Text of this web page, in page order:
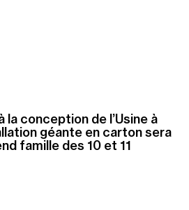
conception de l’Usine à
géante en carton sera
famille des 10 et 11